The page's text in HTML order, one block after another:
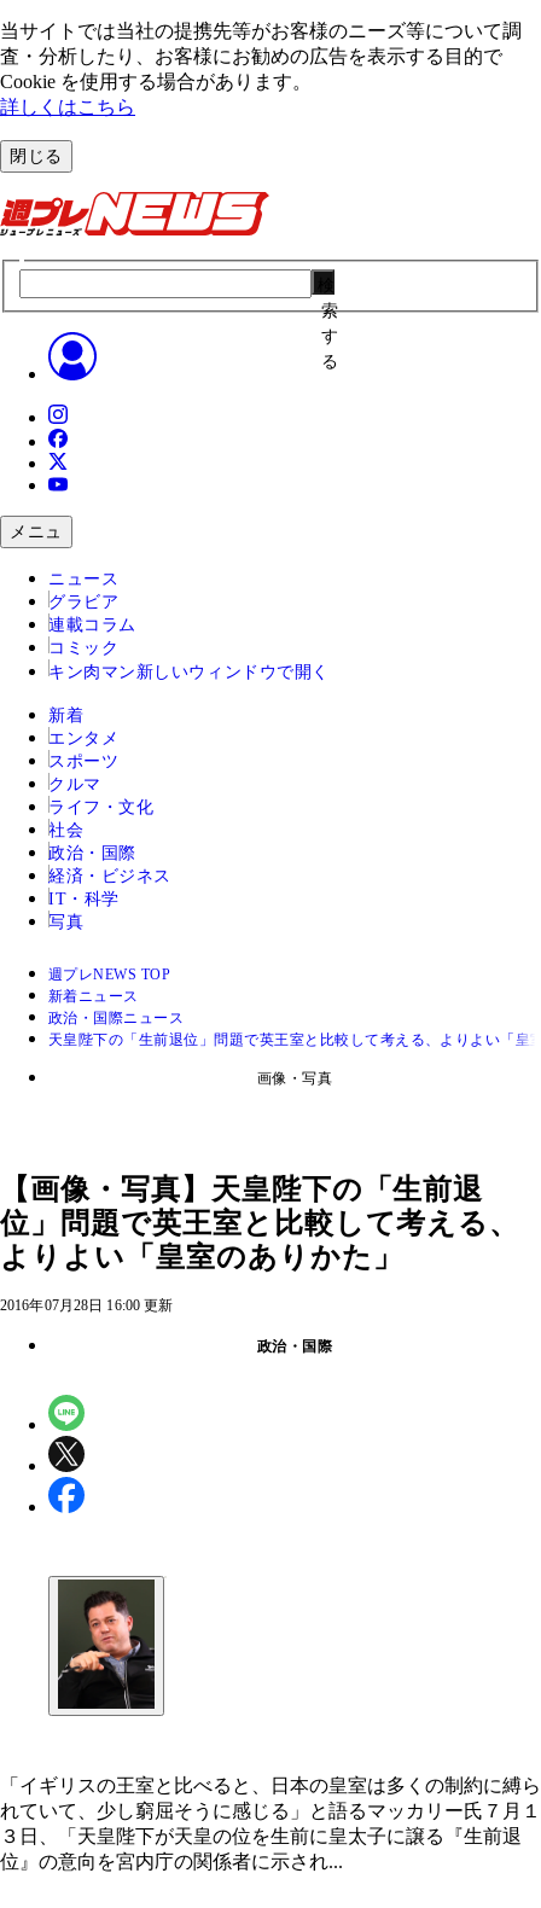
当サイトでは当社の提携先等がお客様のニーズ等について調
査・分析したり、お客様にお勧めの広告を表⽰する⽬的で
Cookie を使⽤する場合があります。
詳しくはこちら
閉じる
索
す
る
メニュ
ニュース
グラビア
連載コラム
コミック
キン肉マン 新しいウィンドウで開く
新着
エンタメ
スポーツ
クルマ
ライフ・文化
社会
政治・国際
経済・ビジネス
IT・科学
写真
週プレNEWS TOP
新着ニュース
政治・国際ニュース
天皇陛下の「生前退位」問題で英王室と比較して考える、よりよい「皇
画像・写真
【画像・写真】天皇陛下の「生前退
位」問題で英王室と比較して考える、
よりよい「皇室のありかた」
2016年07月28日 16:00 更新
政治・国際
「イギリスの王室と比べると、日本の皇室は多くの制約に縛ら
れていて、少し窮屈そうに感じる」と語るマッカリー氏７月１
３日、「天皇陛下が天皇の位を生前に皇太子に譲る『生前退
位』の意向を宮内庁の関係者に示され...